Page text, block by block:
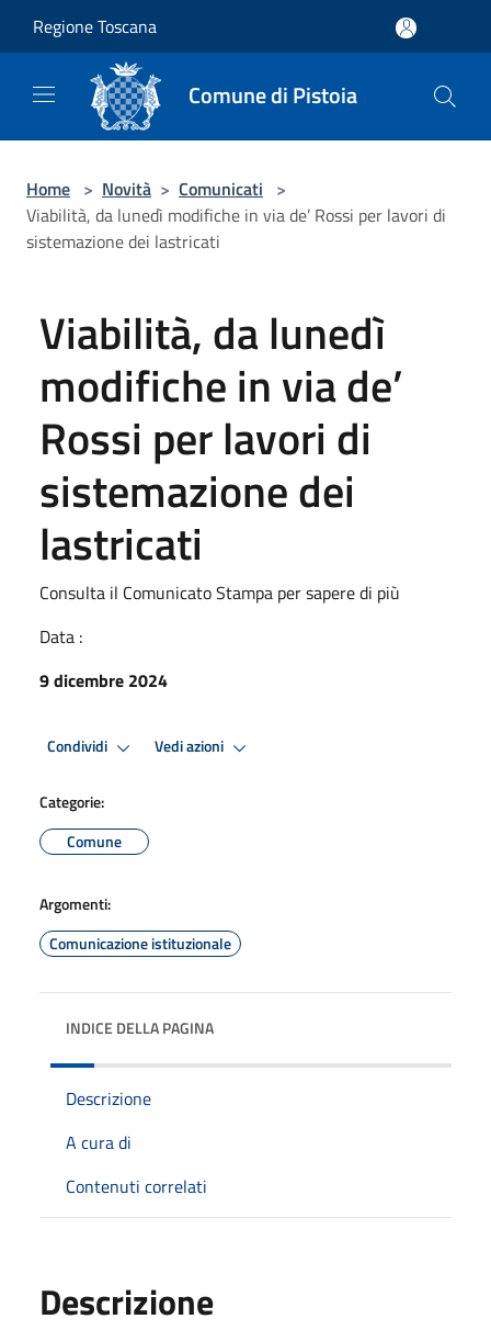
Regione Toscana
Comune di Pistoia
Home > Novità > Comunicati >
Viabilità, da lunedì modifiche in via de’ Rossi per lavori di
sistemazione dei lastricati
Viabilità, da lunedì
modifiche in via de’
Rossi per lavori di
sistemazione dei
lastricati
Consulta il Comunicato Stampa per sapere di più
Data :
9 dicembre 2024
Condividi Vedi azioni
Categorie:
Comune
Argomenti:
Comunicazione istituzionale
INDICE DELLA PAGINA
Descrizione
A cura di
Contenuti correlati
Descrizione